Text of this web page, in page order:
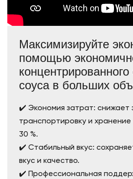
Максимизируйте
помощью
концентрированного
соуса в больших
✔️ Экономия затрат: снижает
транспортировку и хранение
30 %.
✔️ Стабильный вкус:
вкус и качество.
✔️ Профессиональная